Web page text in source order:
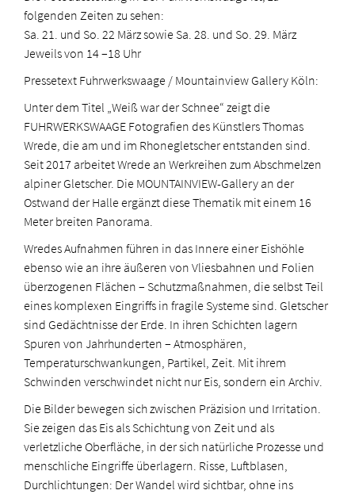
folgenden Zeiten zu sehen:
Sa. 21. und So. 22 März sowie Sa. 28. und So. 29. März
Jeweils von 14 –18 Uhr
Pressetext Fuhrwerkswaage / Mountainview Gallery Köln:
Unter dem Titel „Weiß war der Schnee“ zeigt die
FUHRWERKSWAAGE Fotografien des Künstlers Thomas
Wrede, die am und im Rhonegletscher entstanden sind.
Seit 2017 arbeitet Wrede an Werkreihen zum Abschmelzen
alpiner Gletscher. Die MOUNTAINVIEW-Gallery an der
Ostwand der Halle ergänzt diese Thematik mit einem 16
Meter breiten Panorama.
Wredes Aufnahmen führen in das Innere einer Eishöhle
ebenso wie an ihre äußeren von Vliesbahnen und Folien
überzogenen Flächen – Schutzmaßnahmen, die selbst Teil
eines komplexen Eingriffs in fragile Systeme sind. Gletscher
sind Gedächtnisse der Erde. In ihren Schichten lagern
Spuren von Jahrhunderten – Atmosphären,
Temperaturschwankungen, Partikel, Zeit. Mit ihrem
Schwinden verschwindet nicht nur Eis, sondern ein Archiv.
Die Bilder bewegen sich zwischen Präzision und Irritation.
Sie zeigen das Eis als Schichtung von Zeit und als
verletzliche Oberfläche, in der sich natürliche Prozesse und
menschliche Eingriffe überlagern. Risse, Luftblasen,
Durchlichtungen: Der Wandel wird sichtbar, ohne ins